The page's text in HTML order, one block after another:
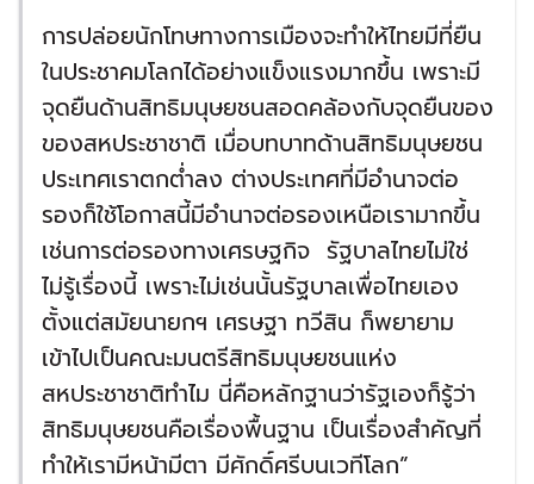
การปล่อยนักโทษทางการเมืองจะทำให้ไทยมีที่ยืน
ในประชาคมโลกได้อย่างแข็งแรงมากขึ้น เพราะมี
จุดยืนด้านสิทธิมนุษยชนสอดคล้องกับจุดยืนของ
ของสหประชาชาติ เมื่อบทบาทด้านสิทธิมนุษยชน
ประเทศเราตกต่ำลง ต่างประเทศที่มีอำนาจต่อ
รองก็ใช้โอกาสนี้มีอำนาจต่อรองเหนือเรามากขึ้น
เช่นการต่อรองทางเศรษฐกิจ รัฐบาลไทยไม่ใช่
ไม่รู้เรื่องนี้ เพราะไม่เช่นนั้นรัฐบาลเพื่อไทยเอง
ตั้งแต่สมัยนายกฯ เศรษฐา ทวีสิน ก็พยายาม
เข้าไปเป็นคณะมนตรีสิทธิมนุษยชนแห่ง
สหประชาชาติทำไม นี่คือหลักฐานว่ารัฐเองก็รู้ว่า
สิทธิมนุษยชนคือเรื่องพื้นฐาน เป็นเรื่องสำคัญที่
ทำให้เรามีหน้ามีตา มีศักดิ์ศรีบนเวทีโลก”